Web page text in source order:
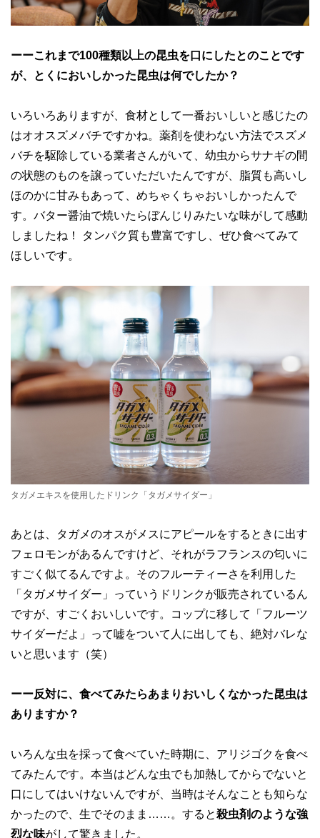
ーーこれまで100種類以上の昆虫を口にしたとのことです
が、とくにおいしかった昆虫は何でしたか？
いろいろありますが、食材として一番おいしいと感じたの
はオオスズメバチですかね。薬剤を使わない方法でスズメ
バチを駆除している業者さんがいて、幼虫からサナギの間
の状態のものを譲っていただいたんですが、脂質も高いし
ほのかに甘みもあって、めちゃくちゃおいしかったんで
す。バター醤油で焼いたらぼんじりみたいな味がして感動
しましたね！ タンパク質も豊富ですし、ぜひ食べてみて
ほしいです。
タガメエキスを使用したドリンク「タガメサイダー」
あとは、タガメのオスがメスにアピールをするときに出す
フェロモンがあるんですけど、それがラフランスの匂いに
すごく似てるんですよ。そのフルーティーさを利用した
「タガメサイダー」っていうドリンクが販売されているん
ですが、すごくおいしいです。コップに移して「フルーツ
サイダーだよ」って嘘をついて人に出しても、絶対バレな
いと思います（笑）
ーー反対に、食べてみたらあまりおいしくなかった昆虫は
ありますか？
いろんな虫を採って食べていた時期に、アリジゴクを食べ
てみたんです。本当はどんな虫でも加熱してからでないと
口にしてはいけないんですが、当時はそんなことも知らな
かったので、生でそのまま……。すると殺虫剤のような強
烈な味がして驚きました。